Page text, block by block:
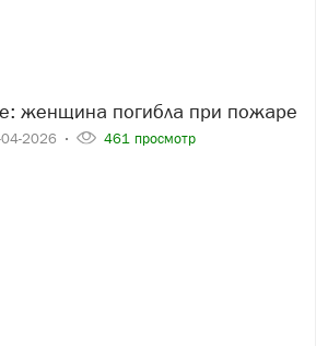
женщина погибла при пожаре
2026 461 просмотр